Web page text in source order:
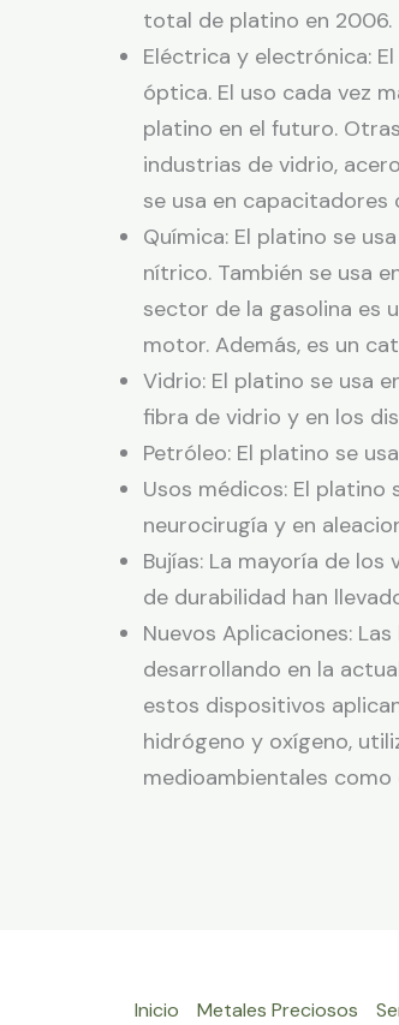
total de platino en 2006.
Eléctrica y electrónica:
óptica. El uso cada vez
platino en el futuro.
industrias de vidrio,
se usa en
Química: El platino se
nítrico. También se usa
sector de la gasolina es
motor. Además, es un
Vidrio: El platino se usa
fibra de vidrio y en los
Petróleo: El platino se
Usos médicos: El
neurocirugía y en
Bujías: La mayoría de
de durabilidad han
Nuevos Aplicaciones:
desarrollando en la
estos dispositivos
hidrógeno y oxígeno,
medioambientales
Inicio Metales Preciosos